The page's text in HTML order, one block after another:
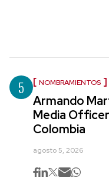
5 NOMBRAMIENTOS
Armando
Media
Colombia
agosto 5, 2026